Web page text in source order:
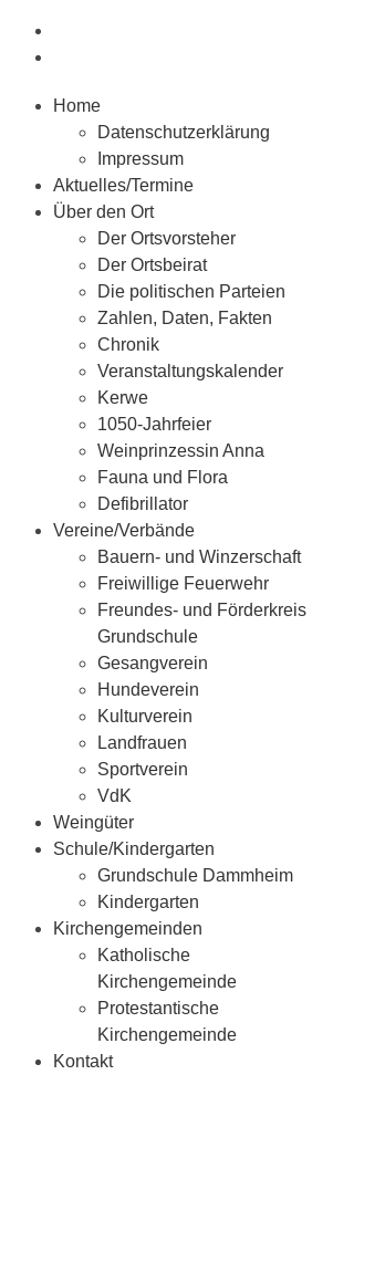
Home
Datenschutzerklärung
Impressum
Aktuelles/Termine
Über den Ort
Der Ortsvorsteher
Der Ortsbeirat
Die politischen Parteien
Zahlen, Daten, Fakten
Chronik
Veranstaltungskalender
Kerwe
1050-Jahrfeier
Weinprinzessin Anna
Fauna und Flora
Defibrillator
Vereine/Verbände
Bauern- und Winzerschaft
Freiwillige Feuerwehr
Freundes- und Förderkreis
Grundschule
Gesangverein
Hundeverein
Kulturverein
Landfrauen
Sportverein
VdK
Weingüter
Schule/Kindergarten
Grundschule Dammheim
Kindergarten
Kirchengemeinden
Katholische
Kirchengemeinde
Protestantische
Kirchengemeinde
Kontakt